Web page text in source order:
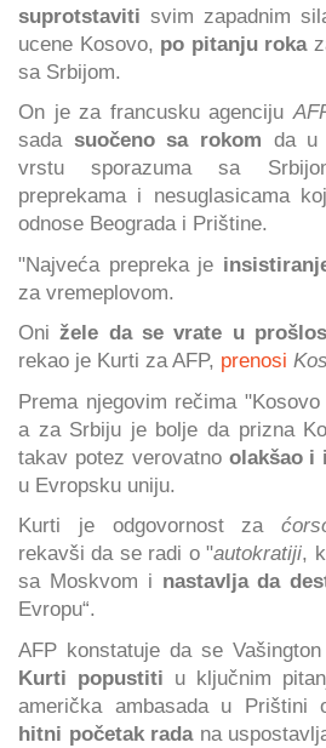
suprotstaviti svim zapadnim
ucene Kosovo, po pitanju roka
sa Srbijom.
On je za francusku agenciju
sada suočeno sa rokom da u
vrstu sporazuma sa
preprekama i nesuglasicama
odnose Beograda i Prištine.
"Najveća prepreka je
za vremeplovom.
Onižele da se vrate u
rekao je Kurti za AFP, prenosi
Prema njegovim rečima "Kosovo
a za Srbiju je bolje da prizna
takav potez verovatno olakšao i
u Evropsku uniju.
Kurti je odgovornost za
rekavši da se radi o "autokratiji,
sa Moskvom i nastavlja da
Evropu“.
AFP konstatuje da se
Kurti popustiti u ključnim
američka ambasada u Prištini
hitni početak radana